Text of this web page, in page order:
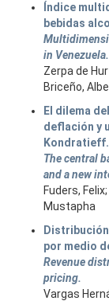
Índice
bebidas
in Venezuela.
Zerpa de
Briceño,
El dilema
deflación y
Kondratieff.
The central
and a new
Fuders,
Mustapha
por medio
Revenue
pricing.
Vargas